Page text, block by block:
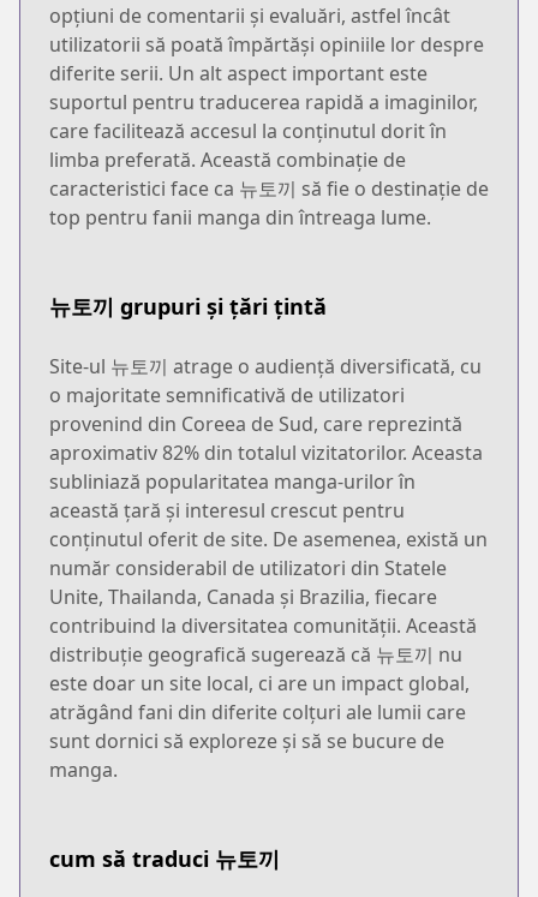
opțiuni de comentarii și evaluări, astfel încât
utilizatorii să poată împărtăși opiniile lor despre
diferite serii. Un alt aspect important este
suportul pentru traducerea rapidă a imaginilor,
care facilitează accesul la conținutul dorit în
limba preferată. Această combinație de
caracteristici face ca 뉴토끼 să fie o destinație de
top pentru fanii manga din întreaga lume.
뉴토끼 grupuri și țări țintă
Site-ul 뉴토끼 atrage o audiență diversificată, cu
o majoritate semnificativă de utilizatori
provenind din Coreea de Sud, care reprezintă
aproximativ 82% din totalul vizitatorilor. Aceasta
subliniază popularitatea manga-urilor în
această țară și interesul crescut pentru
conținutul oferit de site. De asemenea, există un
număr considerabil de utilizatori din Statele
Unite, Thailanda, Canada și Brazilia, fiecare
contribuind la diversitatea comunității. Această
distribuție geografică sugerează că 뉴토끼 nu
este doar un site local, ci are un impact global,
atrăgând fani din diferite colțuri ale lumii care
sunt dornici să exploreze și să se bucure de
manga.
cum să traduci 뉴토끼